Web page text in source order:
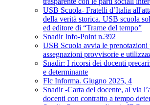
USB Scuola- Fratelli d’Italia
della verità storica. USB scuola
ed editore di “Trame del tempo”
Snadir Info-Point n.392
USB Scuola avvia le prenotazioni
assegnazioni provvisorie e
Snadir: I ricorsi dei docenti
e determinante
Flc Informa. Giugno 2025, 4
Snadir -Carta del docente, al via
docenti con contratto a tempo